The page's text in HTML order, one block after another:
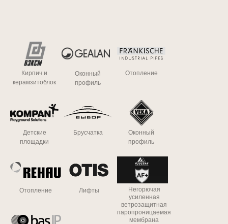
Кирпич и
керамзитоблок
Отопление
Отопление
Брусчатка
Лифты
Оконный
профиль
Детские
площадки
Оконный
профиль
Негорючая
усиленная
ветрозащитная
паропроницаемая
мембрана